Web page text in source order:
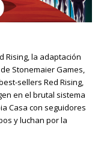
Rising, la adaptación
Stonemaier Games,
sellers Red Rising,
en el brutal sistema
Casa con seguidores
y luchan por la